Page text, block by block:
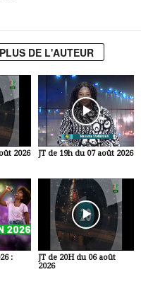
PLUS DE L'AUTEUR
2026 JT de 19h du 07 août 2026
:
JT de 20H du 06 août
2026